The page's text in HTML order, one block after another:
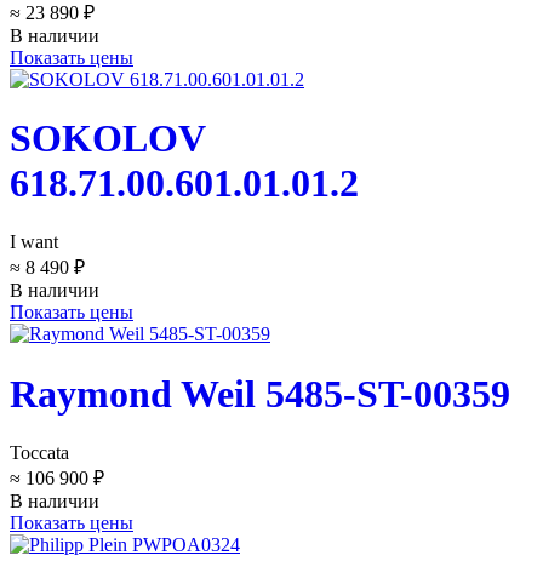
≈ 23 890 ₽
В наличии
Показать цены
SOKOLOV
618.71.00.601.01.01.2
I want
≈ 8 490 ₽
В наличии
Показать цены
Raymond Weil 5485-ST-00359
Toccata
≈ 106 900 ₽
В наличии
Показать цены